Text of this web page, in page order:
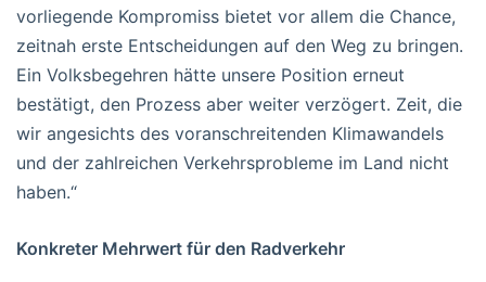
vorliegende Kompromiss bietet vor allem die Chance,
zeitnah erste Entscheidungen auf den Weg zu bringen.
Ein Volksbegehren hätte unsere Position erneut
bestätigt, den Prozess aber weiter verzögert. Zeit, die
wir angesichts des voranschreitenden Klimawandels
und der zahlreichen Verkehrsprobleme im Land nicht
haben.“
Konkreter Mehrwert für den Radverkehr